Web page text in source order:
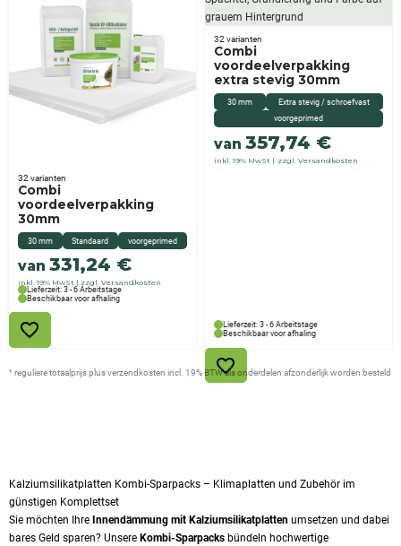
30 mm Standaard voorgeprimed
Combi
voordeelverpakking
30mm
van331,24 €
inkl. 19% MwSt zzgl. Versandkosten
32 varianten
Lieferzeit: 3 - 6 Arbeitstage
Beschikbaar voor afhaling
30 mm
Extra stevig / schroefvast
voorgeprimed
Combi
voordeelverpakking
extra stevig 30mm
van357,74 €
inkl. 19% MwSt zzgl. Versandkosten
32 varianten
Lieferzeit: 3 - 6 Arbeitstage
Beschikbaar voor afhaling
¹ reguliere totaalprijs plus verzendkosten incl. 19% BTW als onderdelen afzonderlijk worden besteld
Kalziumsilikatplatten Kombi-Sparpacks – Klimaplatten und Zubehör im
günstigen Komplettset
Sie möchten Ihre Innendämmung mit Kalziumsilikatplatten umsetzen und dabei
bares Geld sparen? Unsere Kombi-Sparpacks bündeln hochwertige